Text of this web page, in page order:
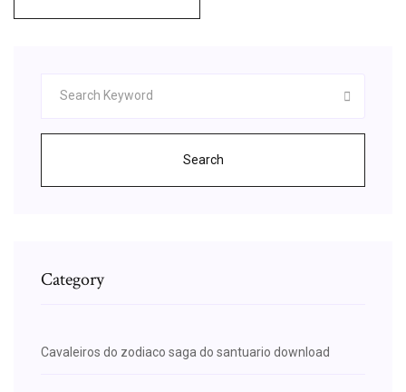
Search
Category
Cavaleiros do zodiaco saga do santuario download